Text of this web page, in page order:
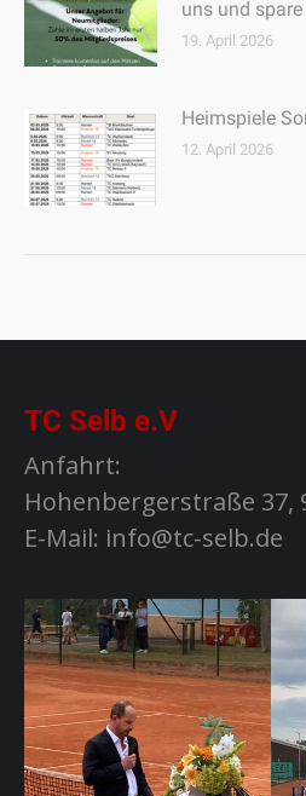
uns und spare
19. April 2026
Heimspiele
12. April 2026
TC Selb e.V
Anfahrt:
Hohenbergerstraße 37,
E-Mail: info@tc-selb.de